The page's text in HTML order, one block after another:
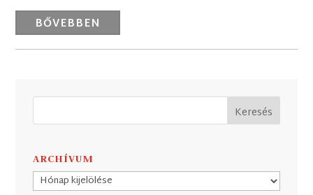
BŐVEBBEN
ARCHÍVUM
Archívum